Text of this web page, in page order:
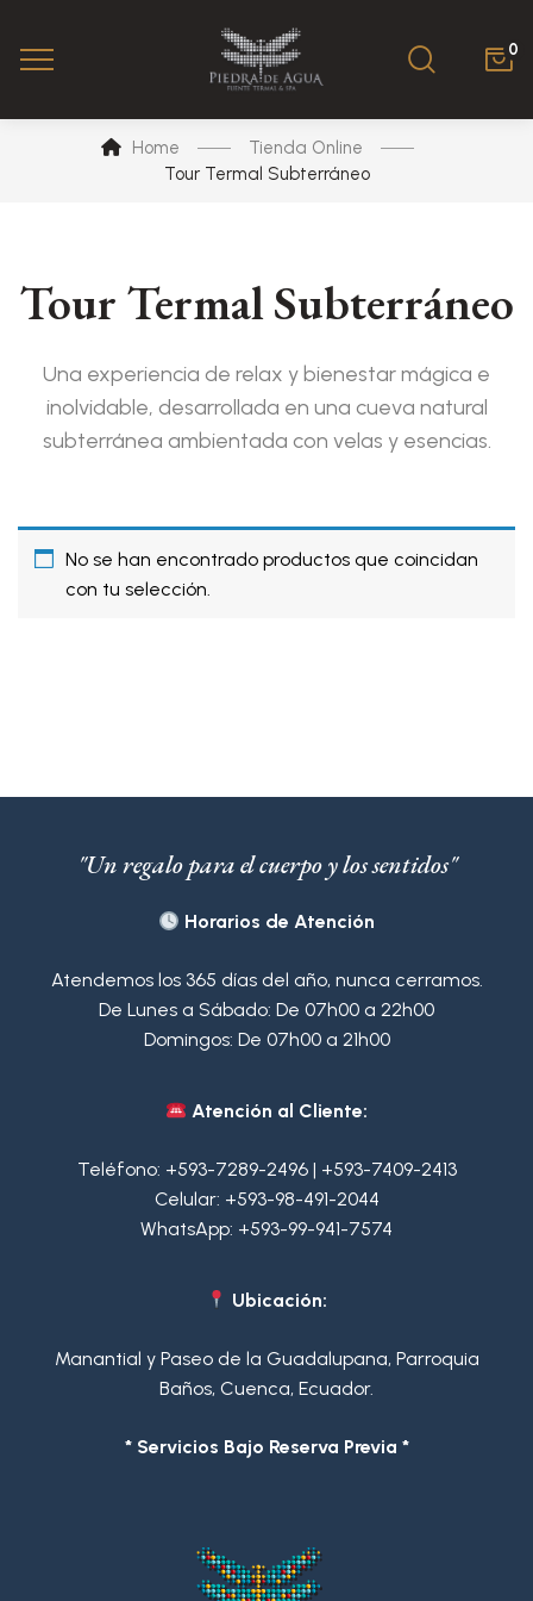
0
Home
Tienda Online
Tour Termal Subterráneo
Tour Termal Subterráneo
Una experiencia de relax y bienestar mágica e
inolvidable, desarrollada en una cueva natural
subterránea ambientada con velas y esencias.
No se han encontrado productos que coincidan
con tu selección.
"Un regalo para el cuerpo y los sentidos"
Horarios de Atención
Atendemos los 365 días del año, nunca cerramos.
De Lunes a Sábado: De 07h00 a 22h00
Domingos: De 07h00 a 21h00
Atención al Cliente:
Teléfono: +593-7289-2496| +593-7409-2413
Celular: +593-98-491-2044
WhatsApp: +593-99-941-7574
Ubicación:
Manantial y Paseo de la Guadalupana, Parroquia
Baños, Cuenca, Ecuador.
* Servicios Bajo Reserva Previa *